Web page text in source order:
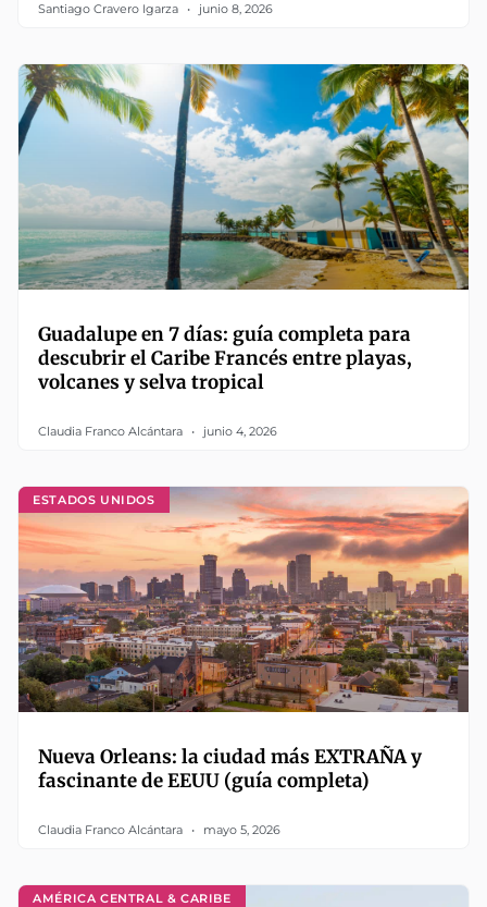
Santiago Cravero Igarza junio 8, 2026
Guadalupe en 7 días: guía completa para
descubrir el Caribe Francés entre playas,
volcanes y selva tropical
Claudia Franco Alcántara junio 4, 2026
ESTADOS UNIDOS
Nueva Orleans: la ciudad más EXTRAÑA y
fascinante de EEUU (guía completa)
Claudia Franco Alcántara mayo 5, 2026
AMÉRICA CENTRAL & CARIBE